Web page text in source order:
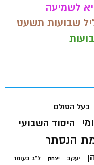
לשמיעה
שבועות תשעט
בעל הסולם
היסוד השבועי
הנסתר
יעקב יצחק ל"ג בעומר